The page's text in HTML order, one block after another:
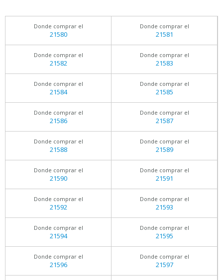
Donde comprar el
21580
Donde comprar el
21581
Donde comprar el
21582
Donde comprar el
21583
Donde comprar el
21584
Donde comprar el
21585
Donde comprar el
21586
Donde comprar el
21587
Donde comprar el
21588
Donde comprar el
21589
Donde comprar el
21590
Donde comprar el
21591
Donde comprar el
21592
Donde comprar el
21593
Donde comprar el
21594
Donde comprar el
21595
Donde comprar el
21596
Donde comprar el
21597